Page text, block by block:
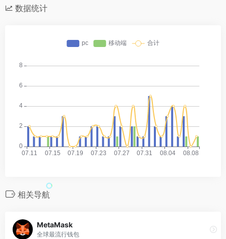
数据统计
相关导航
MetaMask
全球最流行钱包